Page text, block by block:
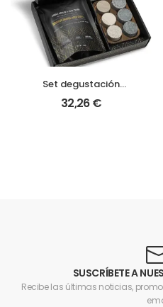
Set degustación
premium whisky y café
Bourbon Aged
32,26€
SUSCRÍBETE A
Recibe las últimas noticias,